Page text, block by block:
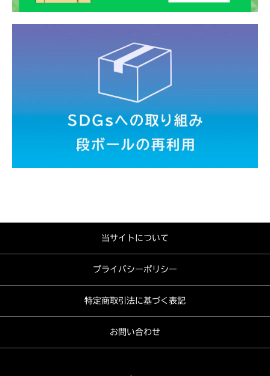
当サイトについて
プライバシーポリシー
特定商取引法に基づく表記
お問い合わせ